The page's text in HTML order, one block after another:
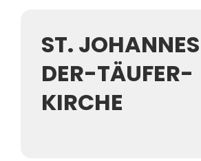
ST.
DER-TÄUFER-
KIRCHE